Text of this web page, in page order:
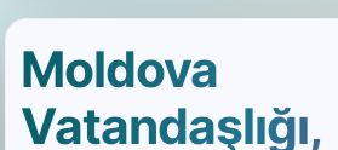
Moldova
Vatandaşlığı,